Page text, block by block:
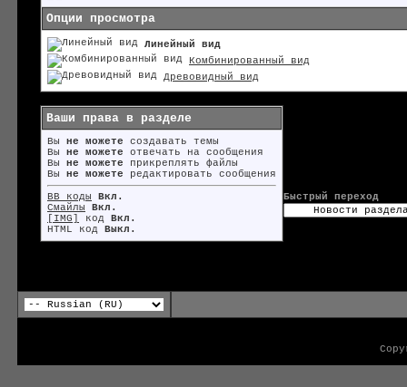
Опции просмотра
Линейный вид
Комбинированный вид
Древовидный вид
Ваши права в разделе
Вы не можете создавать темы
Вы не можете отвечать на сообщения
Вы не можете прикреплять файлы
Вы не можете редактировать сообщения
BB коды
Вкл.
Смайлы
Вкл.
[IMG]
код Вкл.
HTML код Выкл.
Быстрый переход